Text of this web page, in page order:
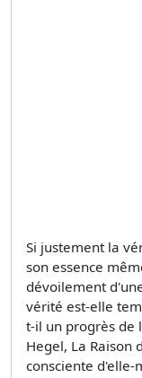
Si justement la
son essence
dévoilement
vérité est-elle
t-il un progrès de
Hegel, La Raison
consciente